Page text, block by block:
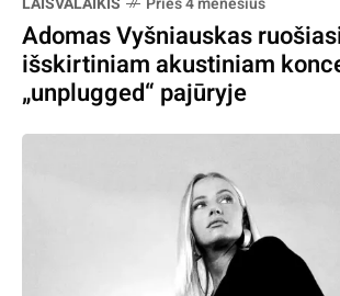
Adomas Vyšniauskas
išskirtiniam akustiniam
„unplugged“ pajūryje